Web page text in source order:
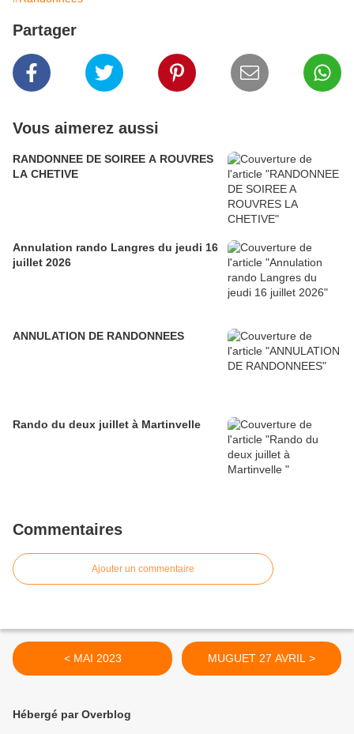
Partager
Vous aimerez aussi
RANDONNEE DE SOIREE A ROUVRES
LA CHETIVE
Annulation rando Langres du jeudi 16
juillet 2026
ANNULATION DE RANDONNEES
Rando du deux juillet à Martinvelle
Commentaires
Ajouter un commentaire
< MAI 2023 MUGUET 27 AVRIL >
Hébergé par Overblog